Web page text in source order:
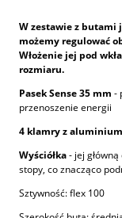
W zestawie z butami
możemy regulować
Włożenie jej pod
rozmiaru.
Pasek Sense 35 mm -
przenoszenie energii
4 klamry z aluminium
Wyściółka- jej
stopy, co znacząco
Sztywność: flex 100